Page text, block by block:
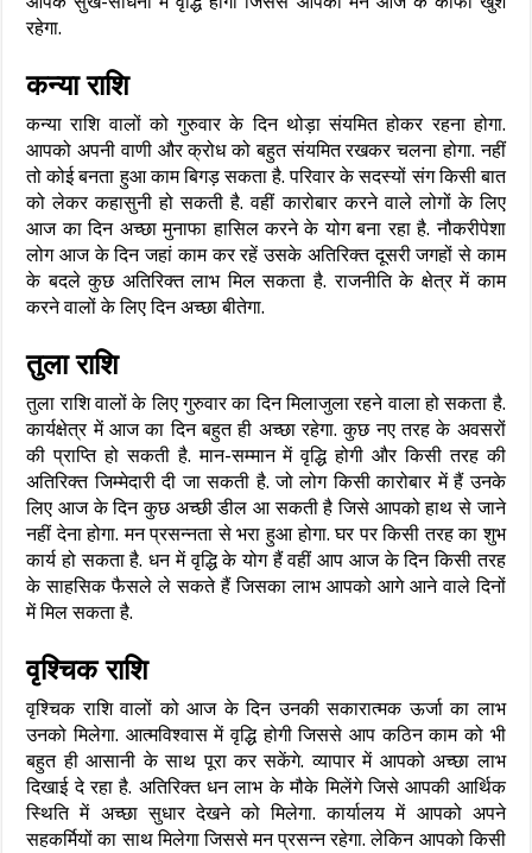
रहेगा.
कन्या राशि
कन्या राशि वालों को गुरुवार के दिन थोड़ा संयमित होकर रहना होगा.
आपको अपनी वाणी और क्रोध को बहुत संयमित रखकर चलना होगा. नहीं
तो कोई बनता हुआ काम बिगड़ सकता है. परिवार के सदस्यों संग किसी बात
को लेकर कहासुनी हो सकती है. वहीं कारोबार करने वाले लोगों के लिए
आज का दिन अच्छा मुनाफा हासिल करने के योग बना रहा है. नौकरीपेशा
लोग आज के दिन जहां काम कर रहें उसके अतिरिक्त दूसरी जगहों से काम
के बदले कुछ अतिरिक्त लाभ मिल सकता है. राजनीति के क्षेत्र में काम
करने वालों के लिए दिन अच्छा बीतेगा.
तुला राशि
तुला राशि वालों के लिए गुरुवार का दिन मिलाजुला रहने वाला हो सकता है.
कार्यक्षेत्र में आज का दिन बहुत ही अच्छा रहेगा. कुछ नए तरह के अवसरों
की प्राप्ति हो सकती है. मान-सम्मान में वृद्धि होगी और किसी तरह की
अतिरिक्त जिम्मेदारी दी जा सकती है. जो लोग किसी कारोबार में हैं उनके
लिए आज के दिन कुछ अच्छी डील आ सकती है जिसे आपको हाथ से जाने
नहीं देना होगा. मन प्रसन्नता से भरा हुआ होगा. घर पर किसी तरह का शुभ
कार्य हो सकता है. धन में वृद्धि के योग हैं वहीं आप आज के दिन किसी तरह
के साहसिक फैसले ले सकते हैं जिसका लाभ आपको आगे आने वाले दिनों
में मिल सकता है.
वृश्चिक राशि
वृश्चिक राशि वालों को आज के दिन उनकी सकारात्मक ऊर्जा का लाभ
उनको मिलेगा. आत्मविश्वास में वृद्धि होगी जिससे आप कठिन काम को भी
बहुत ही आसानी के साथ पूरा कर सकेंगे. व्यापार में आपको अच्छा लाभ
दिखाई दे रहा है. अतिरिक्त धन लाभ के मौके मिलेंगे जिसे आपकी आर्थिक
स्थिति में अच्छा सुधार देखने को मिलेगा. कार्यालय में आपको अपने
सहकर्मियों का साथ मिलेगा जिससे मन प्रसन्न रहेगा. लेकिन आपको किसी